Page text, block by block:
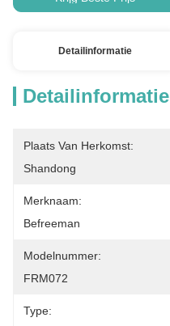
Detailinformatie
Detailinformatie
Plaats Van Herkomst:
Shandong
Merknaam:
Befreeman
Modelnummer:
FRM072
Type: